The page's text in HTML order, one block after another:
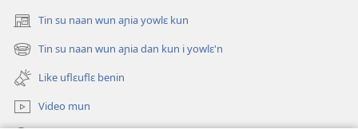
Tin su naan wun aɲia yowlɛ kun
(opens
new
window)
Tin su naan wun aɲia dan kun i yowlɛ'n
(opens
new
window)
Like uflɛuflɛ benin
Video mun